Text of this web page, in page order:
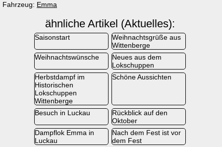
Fahrzeug: Emma
ähnliche Artikel (Aktuelles):
Saisonstart
Weihnachtsgrüße aus
Wittenberge
Weihnachtswünsche
Neues aus dem
Lokschuppen
Herbstdampf im
Historischen
Lokschuppen
Wittenberge
Schöne Aussichten
Besuch in Luckau
Rückblick auf den
Oktober
Dampflok Emma in
Luckau
Nach dem Fest ist vor
dem Fest